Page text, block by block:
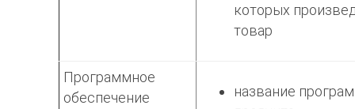
которых
товар
Программное
обеспечение
название